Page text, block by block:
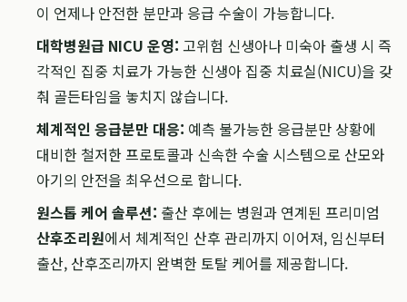
이 언제나 안전한 분만과 응급 수술이 가능합니다.
대학병원급 NICU 운영: 고위험 신생아나 미숙아 출생 시 즉
각적인 집중 치료가 가능한 신생아 집중 치료실(NICU)을 갖
춰 골든타임을 놓치지 않습니다.
체계적인 응급분만 대응: 예측 불가능한 응급분만 상황에
대비한 철저한 프로토콜과 신속한 수술 시스템으로 산모와
아기의 안전을 최우선으로 합니다.
원스톱 케어 솔루션: 출산 후에는 병원과 연계된 프리미엄
산후조리원에서 체계적인 산후 관리까지 이어져, 임신부터
출산, 산후조리까지 완벽한 토탈 케어를 제공합니다.